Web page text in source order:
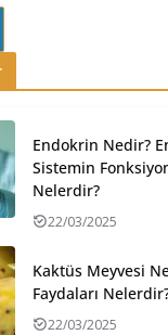
Endokrin Nedir?
Sistemin
Nelerdir?
22/03/2025
Kaktüs Meyvesi
Faydaları
22/03/2025